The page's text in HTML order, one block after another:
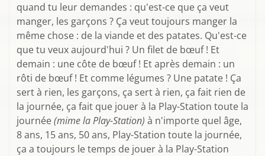
quand tu leur demandes : qu'est-ce que ça veut
manger, les garçons ? Ça veut toujours manger la
même chose : de la viande et des patates. Qu'est-ce
que tu veux aujourd'hui ? Un filet de bœuf ! Et
demain : une côte de bœuf ! Et après demain : un
rôti de bœuf ! Et comme légumes ? Une patate ! Ça
sert à rien, les garçons, ça sert à rien, ça fait rien de
la journée, ça fait que jouer à la Play-Station toute la
journée(mime la Play-Station) à n'importe quel âge,
8 ans, 15 ans, 50 ans, Play-Station toute la journée,
ça a toujours le temps de jouer à la Play-Station